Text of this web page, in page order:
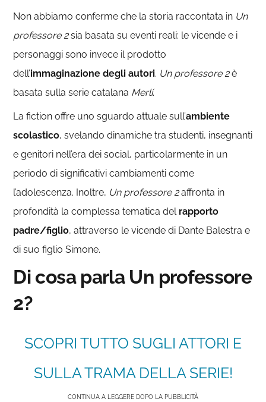
Non abbiamo conferme che la storia raccontata in Un
professore 2sia basata su eventi reali: le vicende e i
personaggi sono invece il prodotto
dell’immaginazione degli autori. Un professore 2è
basata sulla serie catalana Merlí.
La fiction offre uno sguardo attuale sull’ambiente
scolastico, svelando dinamiche tra studenti, insegnanti
e genitori nell’era dei social, particolarmente in un
periodo di significativi cambiamenti come
l’adolescenza. Inoltre, Un professore 2affronta in
profondità la complessa tematica del rapporto
padre/figlio, attraverso le vicende di Dante Balestra e
di suo figlio Simone.
Di cosa parla Un professore
2?
SCOPRI TUTTO SUGLI ATTORI E
SULLA TRAMA DELLA SERIE!
CONTINUA A LEGGERE DOPO LA PUBBLICITÀ